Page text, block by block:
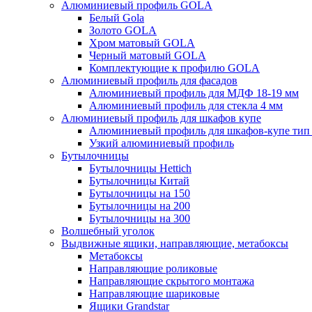
Алюминиевый профиль GOLA
Белый Gola
Золото GOLA
Хром матовый GOLA
Черный матовый GOLA
Комплектующие к профилю GOLA
Алюминиевый профиль для фасадов
Алюминиевый профиль для МДФ 18-19 мм
Алюминиевый профиль для стекла 4 мм
Алюминиевый профиль для шкафов купе
Алюминиевый профиль для шкафов-купе
Узкий алюминиевый профиль
Бутылочницы
Бутылочницы Hettich
Бутылочницы Китай
Бутылочницы на 150
Бутылочницы на 200
Бутылочницы на 300
Волшебный уголок
Выдвижные ящики, направляющие, метабоксы
Метабоксы
Направляющие роликовые
Направляющие скрытого монтажа
Направляющие шариковые
Ящики Grandstar